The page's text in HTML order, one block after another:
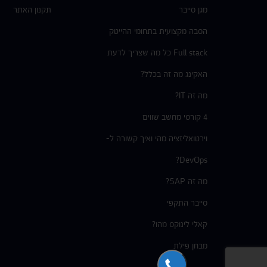
מגן סייבר
הסבה מקצועית בתחומי ההייטק
Full stack כל מה שצריך לדעת
האקינג מה זה בכלל?
מה זה IT?
4 קורסי מחשב שווים
וירטואליזציה מהי ואיך קשורה ל-
DevOps?
מה זה SAP?
סייבר התקפי
קאלי לינוקס מהו?
מבחן פילת
תקנון האתר